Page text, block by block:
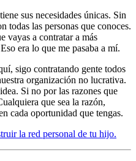
sus necesidades únicas. Sin
todas las personas que conoces.
vayas a contratar a más
era lo que me pasaba a mí.
sigo contratando gente todos
organización no lucrativa.
Si no por las razones que
que sea la razón,
cada oportunidad que tengas.
la red personal de tu hijo.